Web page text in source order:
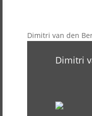
Dimitri van den
Dimitri